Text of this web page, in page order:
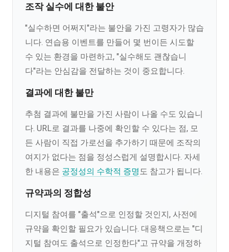
조작 실수에 대한 불안
"실수하면 어쩌지"라는 불안을 가진 고령자가 많습
니다. 연습용 이벤트를 만들어 몇 번이든 시도할
수 있는 환경을 마련하고, "실수해도 괜찮습니
다"라는 안심감을 전달하는 것이 중요합니다.
결과에 대한 불만
추첨 결과에 불만을 가진 사람이 나올 수도 있습니
다. URL로 결과를 나중에 확인할 수 있다는 점, 모
든 사람이 직접 가로선을 추가하기 때문에 조작의
여지가 없다는 점을 정성스럽게 설명합시다. 자세
한 내용은 공정성의 수학적 증명도 참고가 됩니다.
규약과의 정합성
디지털 참여를 "출석"으로 인정할 것인지, 사전에
규약을 확인할 필요가 있습니다. 대응책으로는 "디
지털 참여도 출석으로 인정한다"고 규약을 개정하